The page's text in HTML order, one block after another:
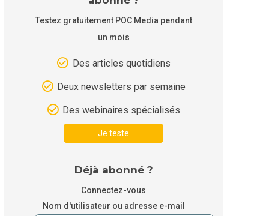
Testez gratuitement POC Media pendant
un mois
Des articles quotidiens
Deux newsletters par semaine
Des webinaires spécialisés
Je teste
Déjà abonné ?
Connectez-vous
Nom d'utilisateur ou adresse e-mail